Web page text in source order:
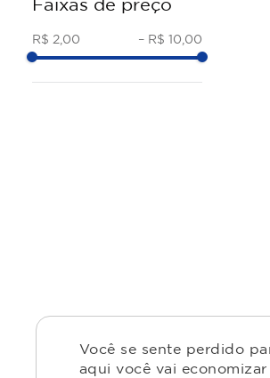
R$ 2,00 – R$ 10,00
Você se sente perdido
aqui você vai